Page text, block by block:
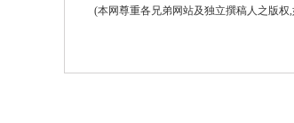
(本网尊重各兄弟网站及独立撰稿人之版权,